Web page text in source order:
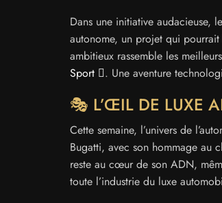
Dans une initiative audacieuse,
autonome, un projet qui
ambitieux rassemble les
Sport
. Une aventure
🎭 L’ŒIL DE LUXE
Cette semaine, l’univers de
Bugatti, avec son hommage au
reste au cœur de son ADN,
toute l’industrie du luxe